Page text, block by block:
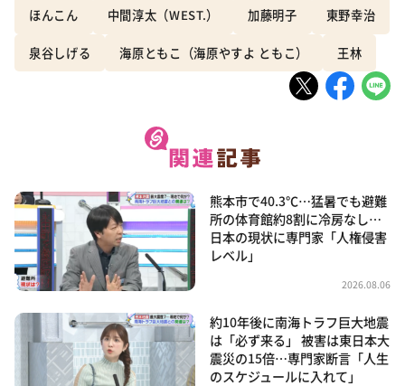
ほんこん 中間淳太（WEST.） 加藤明子 東野幸治
泉谷しげる 海原ともこ（海原やすよ ともこ） 王林
熊本市で40.3℃…猛暑でも避難
所の体育館約8割に冷房なし…
日本の現状に専門家「人権侵害
レベル」
2026.08.06
約10年後に南海トラフ巨大地震
は「必ず来る」 被害は東日本大
震災の15倍…専門家断言「人生
のスケジュールに入れて」